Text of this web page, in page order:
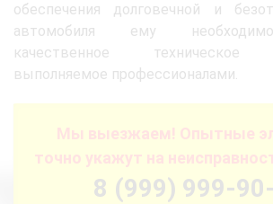
обеспечения долговечной и
автомобиля ему
качественное техническое
выполняемое профессионалами.
Мы выезжаем! Опытные
точно укажут на
8 (999) 999-